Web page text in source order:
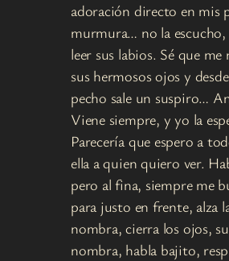
adoración directo en mis
murmura… no la
leer sus labios. Sé que
sus hermosos ojos y
pecho sale un suspiro…
Viene siempre, y yo la
Parecería que espero a
ella a quien quiero ver.
pero al fina, siempre me
para justo en frente, alza
nombra, cierra los ojos,
nombra, habla bajito,